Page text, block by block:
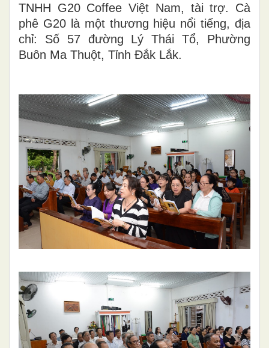
TNHH G20 Coffee Việt Nam, tài trợ. Cà
phê G20 là một thương hiệu nổi tiếng, địa
chỉ: Số 57 đường Lý Thái Tổ, Phường
Buôn Ma Thuột, Tỉnh Đắk Lắk.